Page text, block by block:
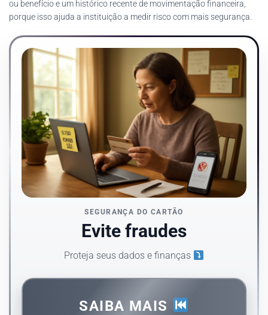
ou benefício e um histórico recente de movimentação financeira,
porque isso ajuda a instituição a medir risco com mais segurança.
SEGURANÇA DO CARTÃO
Evite fraudes
Proteja seus dados e finanças
SAIBA MAIS